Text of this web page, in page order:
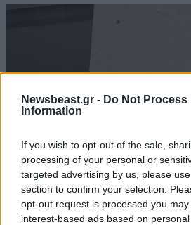
Newsbeast.gr - Do Not Process
Information
If you wish to opt-out of the sale,
processing of your personal or
targeted advertising by us, please
section to confirm your selection.
opt-out request is processed you
interest-based ads based on
Μένει στο αρχείο η υπόθεση